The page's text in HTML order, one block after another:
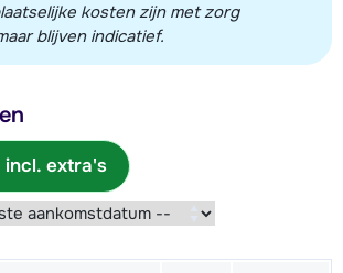
kosten zijn met zorg
blijven indicatief.
incl. extra's